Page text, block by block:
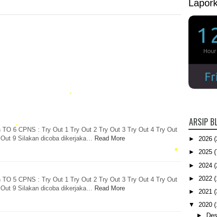
TO 6 CPNS : Try Out 1 Try Out 2 Try Out 3 Try Out 4 Try Out
9 Silakan dicoba dikerjaka…
Read More
TO 5 CPNS : Try Out 1 Try Out 2 Try Out 3 Try Out 4 Try Out
9 Silakan dicoba dikerjaka…
Read More
ARSIP
► 2026
► 2025
► 2024
► 2022
► 2021
▼ 2020
►
•